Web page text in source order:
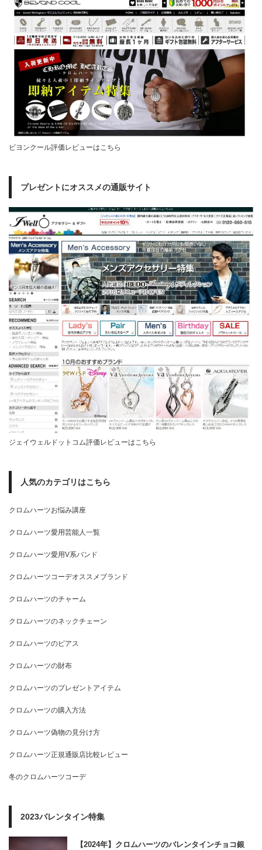
ビヨンクール評価レビューはこちら
プレゼントにオススメの通販サイト
ジェイウェルドットコム評価レビューはこちら
人気のカテゴリはこちら
クロムハーツお悩み講座
クロムハーツ愛用芸能人一覧
クロムハーツ愛用V系バンド
クロムハーツコーデオススメブランド
クロムハーツのチャーム
クロムハーツのネックチェーン
クロムハーツのピアス
クロムハーツの財布
クロムハーツのプレゼントアイテム
クロムハーツの購入方法
クロムハーツ偽物の見分け方
クロムハーツ正規通販店比較レビュー
冬のクロムハーツコーデ
2023バレンタイン特集
【2024年】クロムハーツのバレンタインチョコ銀